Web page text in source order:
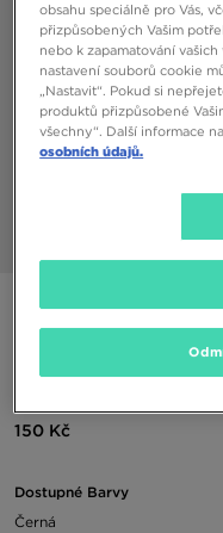
ONLY AT JD
MCKENZIE TRENKY
150 Kč
Dostupné Barvy
Černá
obsahu speciálně pro Vás,
přizpůsobených Vašim
nebo k zapamatování
nastavení souborů cookie
„Nastavit“. Pokud si
produktů přizpůsobené
všechny“. Další informace
osobních údajů.